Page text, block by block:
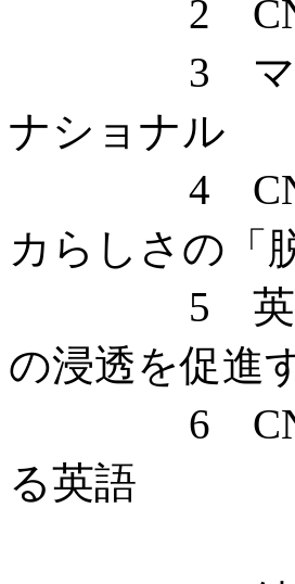
2 CNNイ
3 マレー
ナショナル
4 CNNイ
カらしさの「
5 英語を
の浸透を促進
6 CNNイ
る英語
—— アジ